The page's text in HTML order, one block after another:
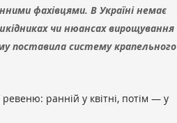
фахівцями. В Україні немає
чи нюансах вирощування
поставила систему крапельного
ранній у квітні, потім — у